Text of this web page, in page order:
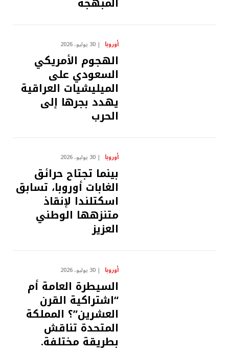
أوروبا 30 يوليو، 2026
الهجوم الأمريكي
السعودي على
الميليشيات العراقية
يهدد بجرها إلى
الحرب
أوروبا 30 يوليو، 2026
بينما تجتاح حرائق
الغابات أوروبا، تسابق
اسكتلندا لإنقاذ
متنزهها الوطني
العزيز
أوروبا 30 يوليو، 2026
السيطرة العامة أم
“اشتراكية القرن
العشرين”؟ المملكة
المتحدة تناقش
بطريقة مختلفة.